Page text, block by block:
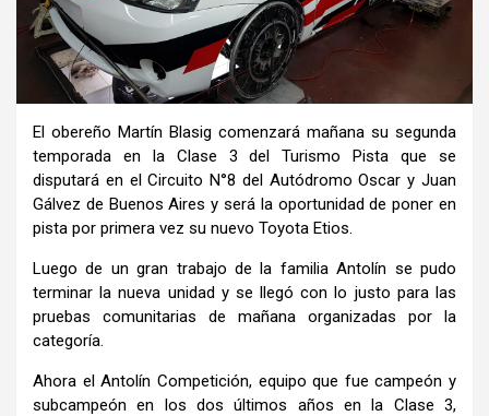
El obereño Martín Blasig comenzará mañana su segunda
temporada en la Clase 3 del Turismo Pista que se
disputará en el Circuito N°8 del Autódromo Oscar y Juan
Gálvez de Buenos Aires y será la oportunidad de poner en
pista por primera vez su nuevo Toyota Etios.
Luego de un gran trabajo de la familia Antolín se pudo
terminar la nueva unidad y se llegó con lo justo para las
pruebas comunitarias de mañana organizadas por la
categoría.
Ahora el Antolín Competición, equipo que fue campeón y
subcampeón en los dos últimos años en la Clase 3,